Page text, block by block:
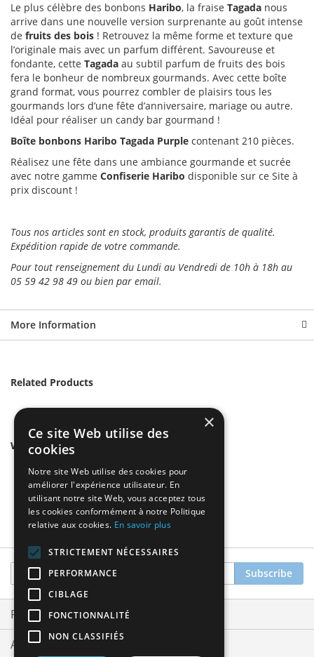
Le plus célèbre des bonbons Haribo, la fraise Tagada nous
arrive dans une nouvelle version surprenante au goût intense
de fruits des bois ! Retrouvez la même forme et texture que
l’originale mais avec un parfum différent. Savoureuse et
fondante, cette Tagada au subtil parfum de fruits des bois
fera le bonheur de nombreux gourmands. Avec cette boîte
grand format, vous pourrez combler de plaisirs tous les
gourmands lors d’une fête d’anniversaire, mariage ou autre.
Idéal pour réaliser un candy bar gourmand !
Boîte bonbons Haribo Tagada Purple contenant 210 pièces.
Réalisez une fête dans une ambiance gourmande et sucrée
avec notre gamme Confiserie Haribo disponible sur ce Site à
prix discount !
Tous nos articles sont en stock, produits garantis de qualité.
Expédition rapide de votre commande.
Pour tout renseignement du Lundi au Vendredi de 10h à 18h au
05 59 42 98 49 ou bien par email.
More Information
Related Products
We found other products you might like!
Sign
Up
for
Our
Newsletter:
Subscribe
Privacy and Cookie Policy
Advanced Search
×
Ce site Web utilise des
cookies
Notre site Web utilise des cookies pour
améliorer l'expérience utilisateur. En
utilisant notre site Web, vous acceptez tous
les cookies conformément à notre Politique
relative aux cookies. En savoir plus
STRICTEMENT NÉCESSAIRES
PERFORMANCE
CIBLAGE
FONCTIONNALITÉ
NON CLASSIFIÉS